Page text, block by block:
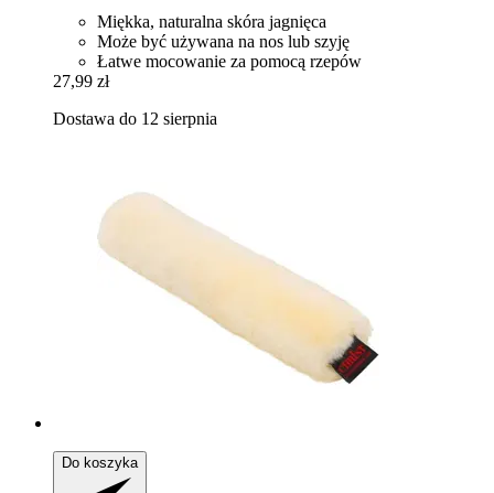
Miękka, naturalna skóra jagnięca
Może być używana na nos lub szyję
Łatwe mocowanie za pomocą rzepów
27,99 zł
Dostawa do 12 sierpnia
Do koszyka